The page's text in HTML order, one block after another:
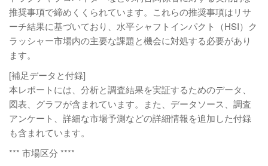
推奨事項で締めくくられています。これらの推奨事項はリサ
ーチ結果に基づいており、水平シャフトインパクト（HSI）ク
ラッシャー市場内の主要な課題と機会に対処する必要があり
ます。
[補足データと付録]
本レポートには、分析と調査結果を実証するためのデータ、
図表、グラフが含まれています。また、データソース、調査
アンケート、詳細な市場予測などの詳細情報を追加した付録
も含まれています。
*** 市場区分 ****